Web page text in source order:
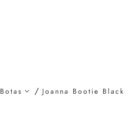
Botas Joanna Bootie Black